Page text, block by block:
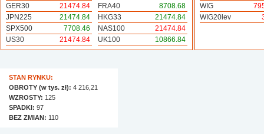
GER30
21474.84
JPN225
21474.84
SPX500
7708.46
US30
21474.84
FRA40
8708.68
HKG33
21474.84
NAS100
21474.84
UK100
10866.84
WIG
WIG20lev
STAN RYNKU:
OBROTY (w tys. zł): 4 216,21
WZROSTY: 125
SPADKI: 97
BEZ ZMIAN: 110